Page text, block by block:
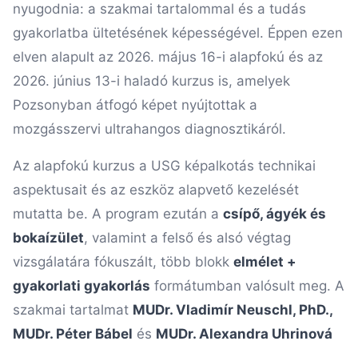
nyugodnia: a szakmai tartalommal és a tudás
gyakorlatba ültetésének képességével. Éppen ezen
elven alapult az 2026. május 16-i alapfokú és az
2026. június 13-i haladó kurzus is, amelyek
Pozsonyban átfogó képet nyújtottak a
mozgásszervi ultrahangos diagnosztikáról.
Az alapfokú kurzus a USG képalkotás technikai
aspektusait és az eszköz alapvető kezelését
mutatta be. A program ezután a csípő, ágyék és
bokaízület, valamint a felső és alsó végtag
vizsgálatára fókuszált, több blokk elmélet +
gyakorlati gyakorlás formátumban valósult meg. A
szakmai tartalmat MUDr. Vladimír Neuschl, PhD.,
MUDr. Péter Bábel és MUDr. Alexandra Uhrinová